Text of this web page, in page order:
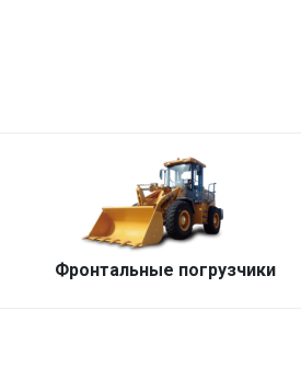
Фронтальные погрузчики